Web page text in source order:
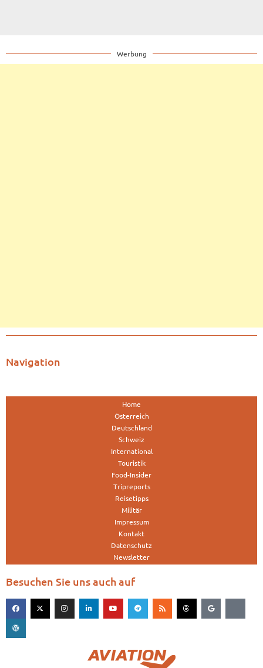
Werbung
Navigation
Home
Österreich
Deutschland
Schweiz
International
Touristik
Food-Insider
Tripreports
Reisetipps
Militär
Impressum
Kontakt
Datenschutz
Newsletter
Besuchen Sie uns auch auf